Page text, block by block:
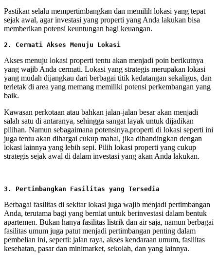
Pastikan selalu mempertimbangkan dan memilih lokasi yang tepat
sejak awal, agar investasi yang properti yang Anda lakukan bisa
memberikan potensi keuntungan bagi keuangan.
2. Cermati Akses Menuju Lokasi
Akses menuju lokasi properti tentu akan menjadi poin berikutnya
yang wajib Anda cermati. Lokasi yang strategis merupakan lokasi
yang mudah dijangkau dari berbagai titik kedatangan sekaligus, dan
terletak di area yang memang memiliki potensi perkembangan yang
baik.
Kawasan perkotaan atau bahkan jalan-jalan besar akan menjadi
salah satu di antaranya, sehingga sangat layak untuk dijadikan
pilihan. Namun sebagaimana potensinya,properti di lokasi seperti ini
juga tentu akan dihargai cukup mahal, jika dibandingkan dengan
lokasi lainnya yang lebih sepi. Pilih lokasi properti yang cukup
strategis sejak awal di dalam investasi yang akan Anda lakukan.
3. Pertimbangkan Fasilitas yang Tersedia
Berbagai fasilitas di sekitar lokasi juga wajib menjadi pertimbangan
Anda, terutama bagi yang berniat untuk berinvestasi dalam bentuk
apartemen. Bukan hanya fasilitas listrik dan air saja, namun berbagai
fasilitas umum juga patut menjadi pertimbangan penting dalam
pembelian ini, seperti: jalan raya, akses kendaraan umum, fasilitas
kesehatan, pasar dan minimarket, sekolah, dan yang lainnya.